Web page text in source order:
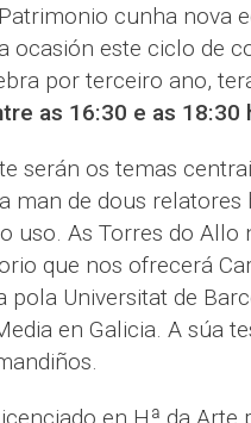
cunha nova
ocasión este ciclo de
por terceiro ano,
as 16:30 e as 18:30
serán os temas
man de dous relatores
uso. As Torres do Allo
que nos ofrecerá
Universitat de
en Galicia. A súa